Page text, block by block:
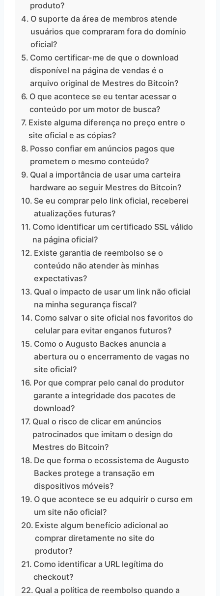
produto?
O suporte da área de membros atende
usuários que compraram fora do domínio
oficial?
Como certificar-me de que o download
disponível na página de vendas é o
arquivo original de Mestres do Bitcoin?
O que acontece se eu tentar acessar o
conteúdo por um motor de busca?
Existe alguma diferença no preço entre o
site oficial e as cópias?
Posso confiar em anúncios pagos que
prometem o mesmo conteúdo?
Qual a importância de usar uma carteira
hardware ao seguir Mestres do Bitcoin?
Se eu comprar pelo link oficial, receberei
atualizações futuras?
Como identificar um certificado SSL válido
na página oficial?
Existe garantia de reembolso se o
conteúdo não atender às minhas
expectativas?
Qual o impacto de usar um link não oficial
na minha segurança fiscal?
Como salvar o site oficial nos favoritos do
celular para evitar enganos futuros?
Como o Augusto Backes anuncia a
abertura ou o encerramento de vagas no
site oficial?
Por que comprar pelo canal do produtor
garante a integridade dos pacotes de
download?
Qual o risco de clicar em anúncios
patrocinados que imitam o design do
Mestres do Bitcoin?
De que forma o ecossistema de Augusto
Backes protege a transação em
dispositivos móveis?
O que acontece se eu adquirir o curso em
um site não oficial?
Existe algum benefício adicional ao
comprar diretamente no site do
produtor?
Como identificar a URL legítima do
checkout?
Qual a política de reembolso quando a